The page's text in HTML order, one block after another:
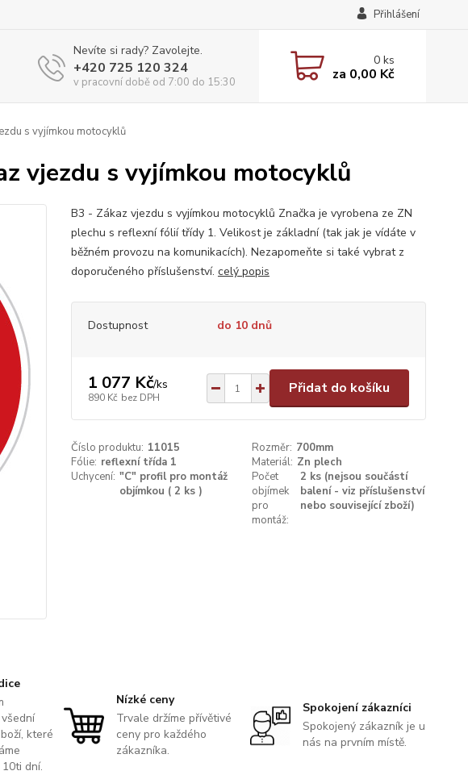
Přihlášení
Nevíte si rady? Zavolejte.
+420 725 120 324
v pracovní době od 7:00 do 15:30
0ks
za 0,00 Kč
s vyjímkou motocyklů
vjezdu s vyjímkou motocyklů
B3 - Zákaz vjezdu s vyjímkou motocyklů Značka je vyrobena ze ZN
plechu s reflexní fólií třídy 1. Velikost je základní (tak jak je vídáte v
běžném provozu na komunikacích). Nezapomeňte si také vybrat z
doporučeného příslušenství. celý popis
Dostupnost do 10 dnů
1 077 Kč/ks
890 Kč bez DPH
Přidat do košíku
Číslo produktu: 11015 Rozměr: 700mm
Fólie: reflexní třída 1 Materiál: Zn plech
Uchycení: "C" profil pro montáž
objímkou ( 2 ks )
Počet
objímek
pro
montáž:
2 ks (nejsou součástí
balení - viz příslušenství
nebo související zboží)
které
dní.
Nízké ceny
Trvale držíme přívětivé
ceny pro každého
zákazníka.
Spokojení zákazníci
Spokojený zákazník je u
nás na prvním místě.